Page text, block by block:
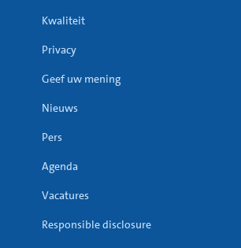
Kwaliteit
Privacy
Geef uw mening
Nieuws
Pers
Agenda
Vacatures
Responsible disclosure